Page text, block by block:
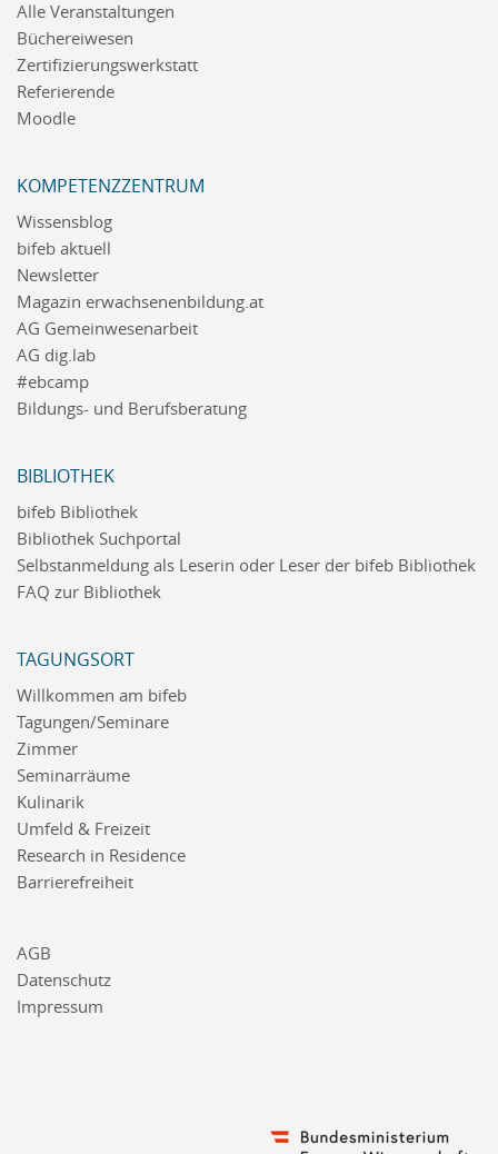
Alle Veranstaltungen
Büchereiwesen
Zertifizierungswerkstatt
Referierende
Moodle
KOMPETENZZENTRUM
Wissensblog
bifeb aktuell
Newsletter
Magazin erwachsenenbildung.at
AG Gemeinwesenarbeit
AG dig.lab
#ebcamp
Bildungs- und Berufsberatung
BIBLIOTHEK
bifeb Bibliothek
Bibliothek Suchportal
Selbstanmeldung als Leserin oder Leser der bifeb Bibliothek
FAQ zur Bibliothek
TAGUNGSORT
Willkommen am bifeb
Tagungen/Seminare
Zimmer
Seminarräume
Kulinarik
Umfeld & Freizeit
Research in Residence
Barrierefreiheit
AGB
Datenschutz
Impressum